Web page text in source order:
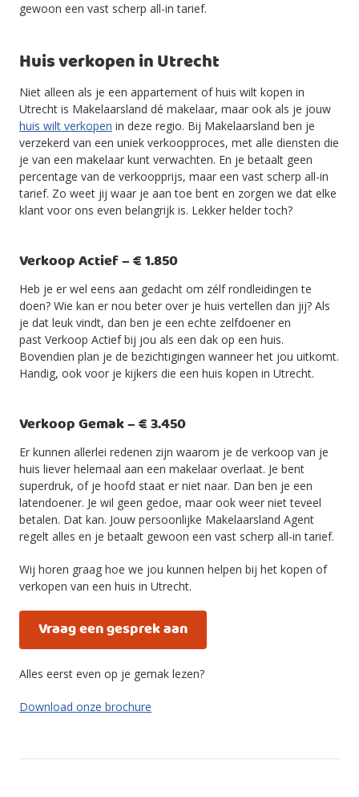
gewoon een vast scherp all-in tarief.
Huis verkopen in Utrecht
Niet alleen als je een appartement of huis wilt kopen in
Utrecht is Makelaarsland dé makelaar, maar ook als je jouw
huis wilt verkopen in deze regio. Bij Makelaarsland ben je
verzekerd van een uniek verkoopproces, met alle diensten die
je van een makelaar kunt verwachten. En je betaalt geen
percentage van de verkoopprijs, maar een vast scherp all-in
tarief. Zo weet jij waar je aan toe bent en zorgen we dat elke
klant voor ons even belangrijk is. Lekker helder toch?
Verkoop Actief – € 1.850
Heb je er wel eens aan gedacht om zélf rondleidingen te
doen? Wie kan er nou beter over je huis vertellen dan jij? Als
je dat leuk vindt, dan ben je een echte zelfdoener en
past Verkoop Actief bij jou als een dak op een huis.
Bovendien plan je de bezichtigingen wanneer het jou uitkomt.
Handig, ook voor je kijkers die een huis kopen in Utrecht.
Verkoop Gemak – € 3.450
Er kunnen allerlei redenen zijn waarom je de verkoop van je
huis liever helemaal aan een makelaar overlaat. Je bent
superdruk, of je hoofd staat er niet naar. Dan ben je een
latendoener. Je wil geen gedoe, maar ook weer niet teveel
betalen. Dat kan. Jouw persoonlijke Makelaarsland Agent
regelt alles en je betaalt gewoon een vast scherp all-in tarief.
Wij horen graag hoe we jou kunnen helpen bij het kopen of
verkopen van een huis in Utrecht.
Vraag een gesprek aan
Alles eerst even op je gemak lezen?
Download onze brochure